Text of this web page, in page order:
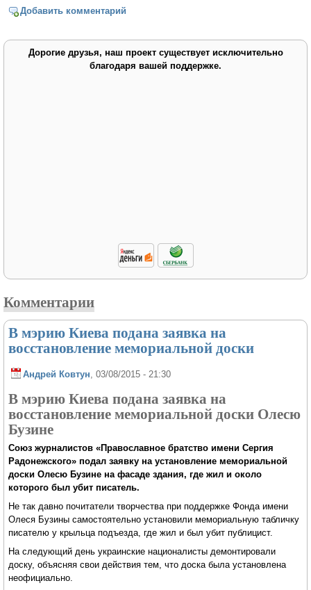
Добавить комментарий
Дорогие друзья, наш проект существует исключительно
благодаря вашей поддержке.
Комментарии
В мэрию Киева подана заявка на
восстановление мемориальной доски
Андрей Ковтун , 03/08/2015 - 21:30
В мэрию Киева подана заявка на
восстановление мемориальной доски Олесю
Бузине
Союз журналистов «Православное братство имени Сергия
Радонежского» подал заявку на установление мемориальной
доски Олесю Бузине на фасаде здания, где жил и около
которого был убит писатель.
Не так давно почитатели творчества при поддержке Фонда имени
Олеся Бузины самостоятельно установили мемориальную табличку
писателю у крыльца подъезда, где жил и был убит публицист.
На следующий день украинские националисты демонтировали
доску, объясняя свои действия тем, что доска была установлена
неофициально.